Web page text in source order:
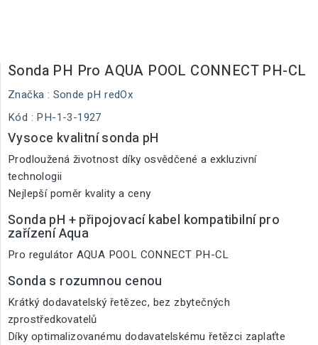
Sonda PH Pro AQUA POOL CONNECT PH-CL
Značka : Sonde pH redOx
Kód : PH-1-3-1927
Vysoce kvalitní sonda pH
Prodloužená životnost díky osvědčené a exkluzivní
technologii
Nejlepší poměr kvality a ceny
Sonda pH + připojovací kabel kompatibilní pro
zařízení Aqua
Pro regulátor AQUA POOL CONNECT PH-CL
Sonda s rozumnou cenou
Krátký dodavatelský řetězec, bez zbytečných
zprostředkovatelů
Díky optimalizovanému dodavatelskému řetězci zaplaťte